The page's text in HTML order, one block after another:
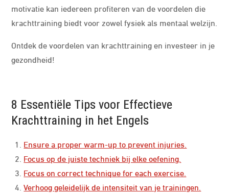
motivatie kan iedereen profiteren van de voordelen die
krachttraining biedt voor zowel fysiek als mentaal welzijn.
Ontdek de voordelen van krachttraining en investeer in je
gezondheid!
8 Essentiële Tips voor Effectieve
Krachttraining in het Engels
Ensure a proper warm-up to prevent injuries.
Focus op de juiste techniek bij elke oefening.
Focus on correct technique for each exercise.
Verhoog geleidelijk de intensiteit van je trainingen.